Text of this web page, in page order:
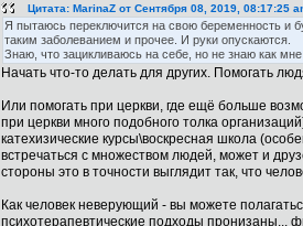
Цитата: MarinaZ от Сентября 08, 2019, 08:17:25
Я пытаюсь переключится на свою беременность и
таким заболеванием и прочее. И руки опускаются.
Знаю, что зацикливаюсь на себе, но не знаю как мне
Начать что-то делать для других. Помогать
Или помогать при церкви, где ещё больше
при церкви много подобного толка
катехизические курсы\воскресная школа
встречаться с множеством людей, может и
стороны это в точности выглядит так, что
Как человек неверующий - вы можете
психотерапевтические подходы пронизаны...